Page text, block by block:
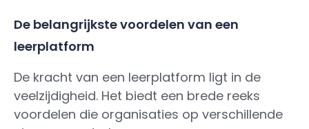
De belangrijkste voordelen van een
leerplatform
De kracht van een leerplatform ligt in de
veelzijdigheid. Het biedt een brede reeks
voordelen die organisaties op verschillende